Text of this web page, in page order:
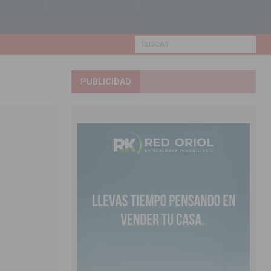
PUBLICIDAD